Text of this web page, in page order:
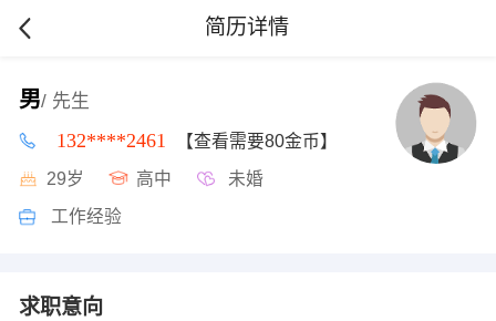
简历详情
男/ 先生
132****2461 【查看需要80金币】
29岁 高中 未婚
工作经验
求职意向